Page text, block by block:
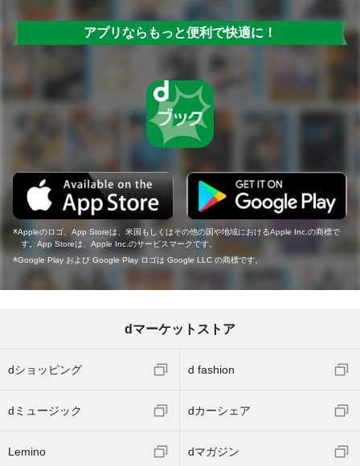
アプリならもっと便利で快適に！
Appleのロゴ、App Storeは、米国もしくはその他の国や地域におけるApple Inc.の商標で
す。App Storeは、Apple Inc.のサービスマークです。
Google Play および Google Play ロゴは Google LLC の商標です。
dマーケットストア
dショッピング d fashion
dミュージック dカーシェア
Lemino dマガジン